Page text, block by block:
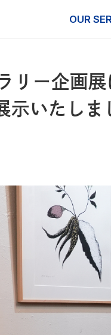
OUR
あ
リー企画
示いたしま